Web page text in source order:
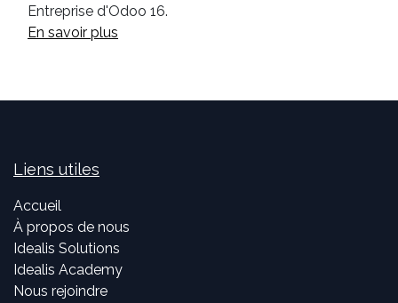
Entreprise d'Odoo 16.
En savoir plus
Liens utiles
Accueil
À propos de nous
Idealis Solutions
Idealis Academy
Nous rejoindre